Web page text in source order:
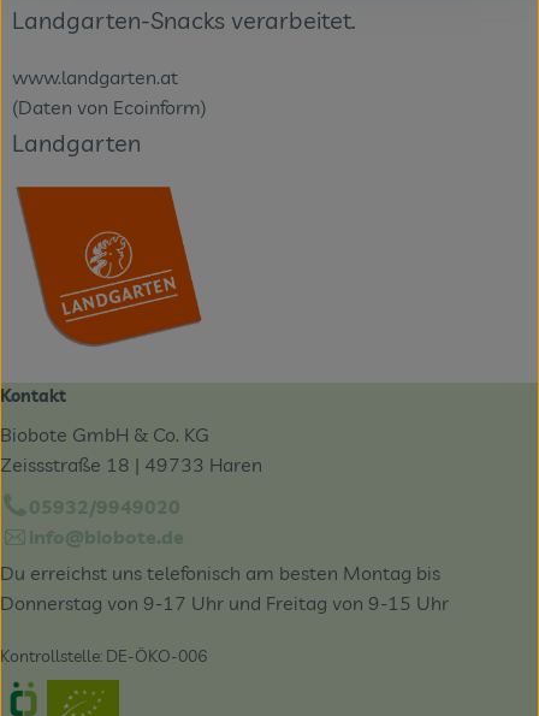
Landgarten-Snacks verarbeitet.
www.landgarten.at
(Daten von Ecoinform)
Landgarten
Kontakt
Biobote GmbH & Co. KG
Zeissstraße 18 | 49733 Haren
05932/9949020
info@biobote.de
Du erreichst uns telefonisch am besten Montag bis
Donnerstag von 9-17 Uhr und Freitag von 9-15 Uhr
Kontrollstelle: DE-ÖKO-006
Externer Link zu https://www.oekokiste.de/